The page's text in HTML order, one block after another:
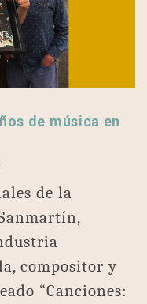
de música en
de la
compositor y
“Canciones: